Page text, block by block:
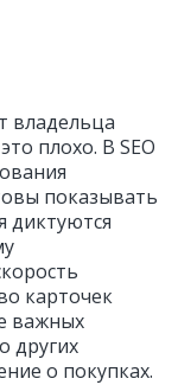
владельца
плохо. В SEO
показывать
диктуются
карточек
важных
других
о покупках.